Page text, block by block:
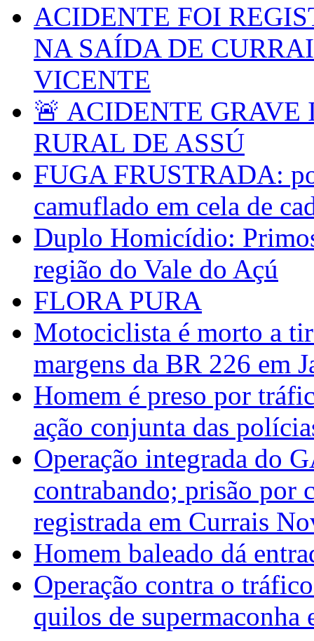
ACIDENTE FOI
NA SAÍDA DE
VICENTE
🚨 ACIDENTE
RURAL DE ASSÚ
FUGA FRUSTRADA:
camuflado em cela de
Duplo Homicídio:
região do Vale do Açú
FLORA PURA
Motociclista é morto a
margens da BR 226 em
Homem é preso por
ação conjunta das
Operação integrada do
contrabando; prisão por
registrada em Currais
Homem baleado dá
Operação contra o
quilos de supermaconha